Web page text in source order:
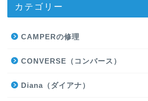
カテゴリー
CAMPERの修理
CONVERSE（コンバース）
Diana（ダイアナ）